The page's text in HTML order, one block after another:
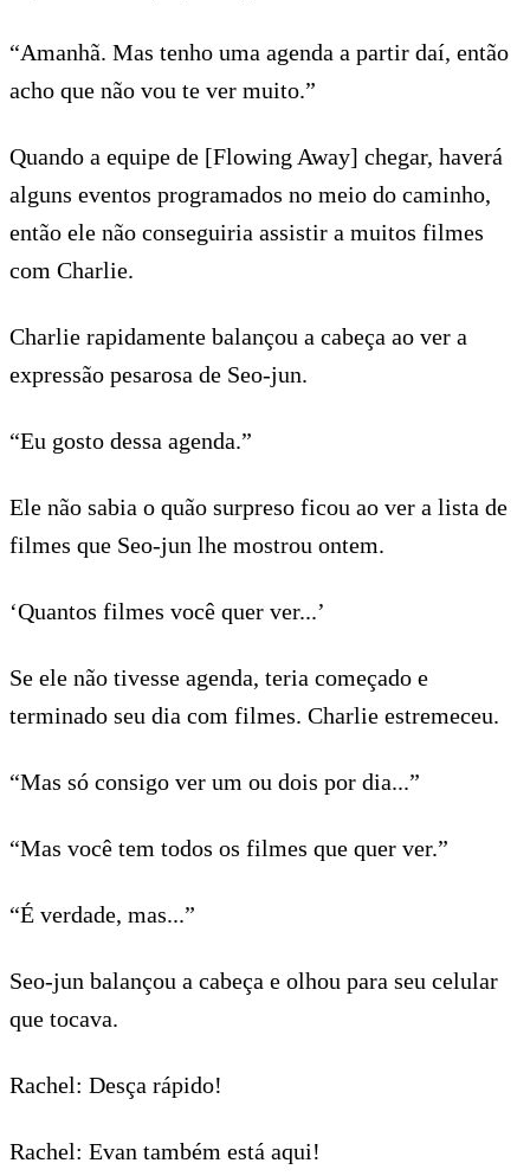
“Amanhã. Mas tenho uma agenda a partir daí, então
acho que não vou te ver muito.”
Quando a equipe de [Flowing Away] chegar, haverá
alguns eventos programados no meio do caminho,
então ele não conseguiria assistir a muitos filmes
com Charlie.
Charlie rapidamente balançou a cabeça ao ver a
expressão pesarosa de Seo-jun.
“Eu gosto dessa agenda.”
Ele não sabia o quão surpreso ficou ao ver a lista de
filmes que Seo-jun lhe mostrou ontem.
‘Quantos filmes você quer ver...’
Se ele não tivesse agenda, teria começado e
terminado seu dia com filmes. Charlie estremeceu.
“Mas só consigo ver um ou dois por dia...”
“Mas você tem todos os filmes que quer ver.”
“É verdade, mas...”
Seo-jun balançou a cabeça e olhou para seu celular
que tocava.
Rachel: Desça rápido!
Rachel: Evan também está aqui!